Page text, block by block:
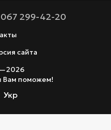
067 299-42-20
сайта
Вам поможем!
Укр